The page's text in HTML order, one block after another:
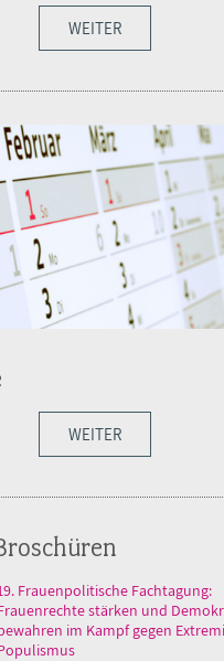
WEITER
WEITER
Frauenpolitische Fachtagung:
stärken und
im Kampf gegen